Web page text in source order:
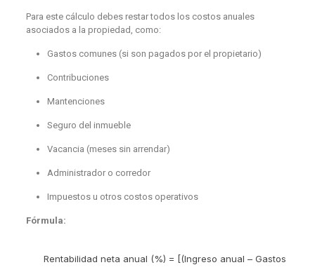
Para este cálculo debes restar todos los costos anuales
asociados a la propiedad, como:
Gastos comunes (si son pagados por el propietario)
Contribuciones
Mantenciones
Seguro del inmueble
Vacancia (meses sin arrendar)
Administrador o corredor
Impuestos u otros costos operativos
Fórmula:
Rentabilidad neta anual (%) = [(Ingreso anual – Gastos